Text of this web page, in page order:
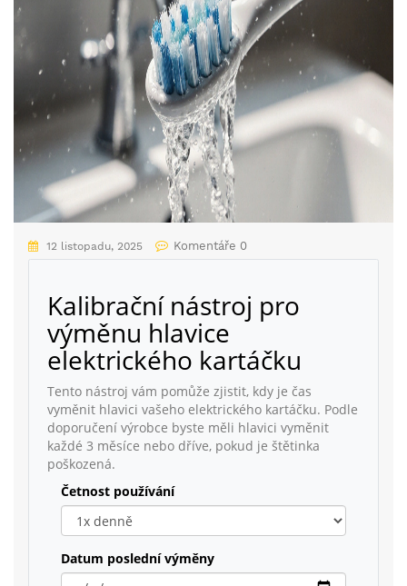
12 listopadu, 2025 Komentáře 0
Kalibrační nástroj pro
výměnu hlavice
elektrického kartáčku
Tento nástroj vám pomůže zjistit, kdy je čas
vyměnit hlavici vašeho elektrického kartáčku. Podle
doporučení výrobce byste měli hlavici vyměnit
každé 3 měsíce nebo dříve, pokud je štětinka
poškozená.
Četnost používání
Datum poslední výměny